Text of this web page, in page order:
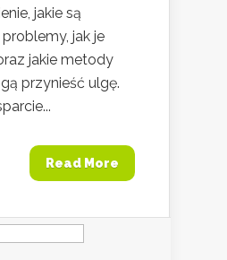
jakie są
jak je
jakie metody
przynieść ulgę.
Read More